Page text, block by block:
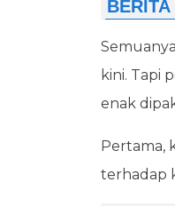
kini. Tapi
enak
Pertama,
terhadap